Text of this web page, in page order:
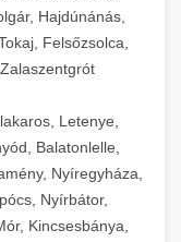
Hajdúnánás,
Felsőzsolca,
Letenye,
Balatonlelle,
Nyíregyháza,
Nyírbátor,
Kincsesbánya,